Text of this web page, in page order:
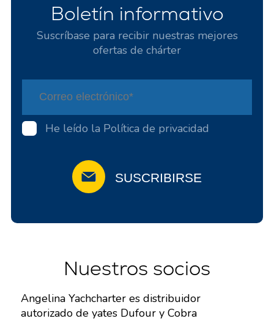
Boletín informativo
Suscríbase para recibir nuestras mejores
ofertas de chárter
He leído la Política de privacidad
SUSCRIBIRSE
Nuestros socios
Angelina Yachcharter es distribuidor
autorizado de yates Dufour y Cobra